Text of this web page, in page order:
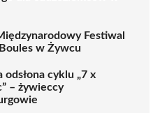
Festiwal
w Żywcu
odsłona cyklu „7 x
– żywieccy